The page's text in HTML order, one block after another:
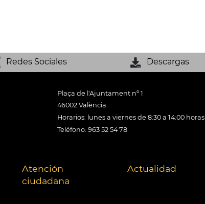
Redes Sociales Descargas
Plaça de l'Ajuntament nº 1
46002 València
Horarios: lunes a viernes de 8:30 a 14:00 horas
Teléfono: 963 52 54 78
Atención
ciudadana
Actualidad